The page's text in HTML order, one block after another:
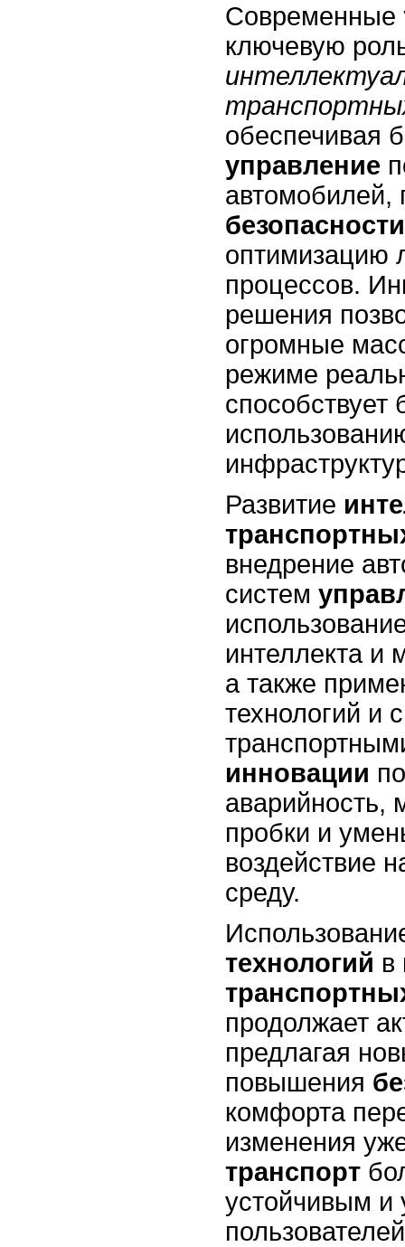
Современные
ключевую
обеспечивая
управление
безопасности
оптимизацию
процессов.
решения
огромные
режиме
Развитие
внедрение
систем
интеллекта и
а также
технологий и
инновации
аварийность,
пробки и
воздействие
среду.
технологий в
продолжает
предлагая
повышения
комфорта
изменения
транспорт
устойчивым